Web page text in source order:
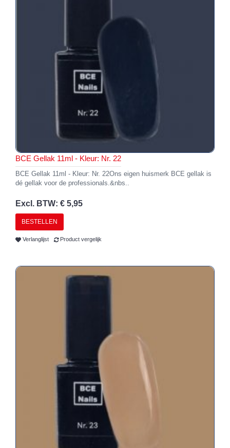
BCE Gellak 11ml - Kleur: Nr. 22
BCE Gellak 11ml - Kleur: Nr. 22Ons eigen huismerk BCE gellak is
dé gellak voor de professionals.&nbs..
Excl. BTW: € 5,95
BESTELLEN
Verlanglijst Product vergelijk